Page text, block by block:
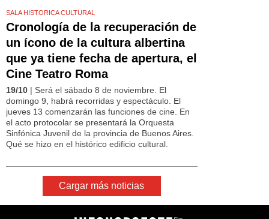
SALA HISTORICA CULTURAL
Cronología de la recuperación de
un ícono de la cultura albertina
que ya tiene fecha de apertura, el
Cine Teatro Roma
19/10 | Será el sábado 8 de noviembre. El
domingo 9, habrá recorridas y espectáculo. El
jueves 13 comenzarán las funciones de cine. En
el acto protocolar se presentará la Orquesta
Sinfónica Juvenil de la provincia de Buenos Aires.
Qué se hizo en el histórico edificio cultural.
Cargar más noticias